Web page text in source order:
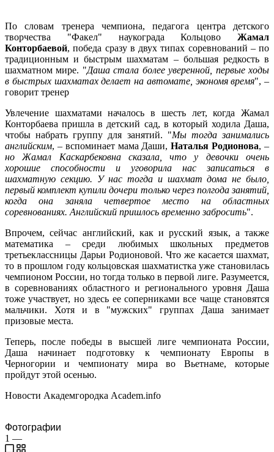
По словам тренера чемпиона, педагога центра детского
творчества "Факел" наукограда Кольцово Жамал
Конторбаевой, победа сразу в двух типах соревнований – по
традиционным и быстрым шахматам – большая редкость в
шахматном мире. "Даша стала более уверенной, первые ходы
в быстрых шахматах делает на автомате, экономя время", –
говорит тренер
Увлечение шахматами началось в шесть лет, когда Жамал
Конторбаева пришла в детский сад, в который ходила Даша,
чтобы набрать группу для занятий. "Мы тогда занимались
английским, – вспоминает мама Даши,Наталья Родионова, –
но Жамал Каскарбековна сказала, что у девочки очень
хорошие способности и уговорила нас записаться в
шахматную секцию. У нас тогда и шахмат дома не было,
первый комплект купили дочери только через полгода занятий,
когда она заняла четвертое место на областных
соревнованиях. Английский пришлось временно забросить".
Впрочем, сейчас английский, как и русский язык, а также
математика – среди любимых школьных предметов
третьеклассницы Дарьи Родионовой. Что же касается шахмат,
то в прошлом году кольцовская шахматистка уже становилась
чемпионом России, но тогда только в первой лиге. Разумеется,
в соревнованиях областного и регионального уровня Даша
тоже участвует, но здесь ее соперниками все чаще становятся
мальчики. Хотя и в "мужских" группах Даша занимает
призовые места.
Теперь, после победы в высшей лиге чемпионата России,
Даша начинает подготовку к чемпионату Европы в
Черногории и чемпионату мира во Вьетнаме, которые
пройдут этой осенью.
Новости Академгородка Academ.info
Фотографии
1 —